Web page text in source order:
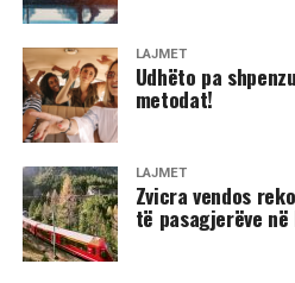
LAJMET
Udhëto pa
metodat!
LAJMET
Zvicra vendos
të pasagjerëve